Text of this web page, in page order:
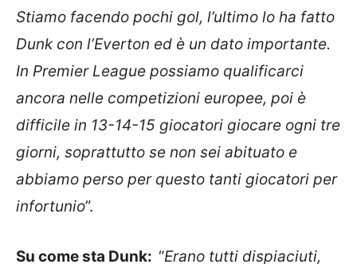
Stiamo facendo pochi gol, l’ultimo lo ha fatto
Dunk con l’Everton ed è un dato importante.
In Premier League possiamo qualificarci
ancora nelle competizioni europee, poi è
difficile in 13-14-15 giocatori giocare ogni tre
giorni, soprattutto se non sei abituato e
abbiamo perso per questo tanti giocatori per
infortunio”.
Su come sta Dunk: “Erano tutti dispiaciuti,